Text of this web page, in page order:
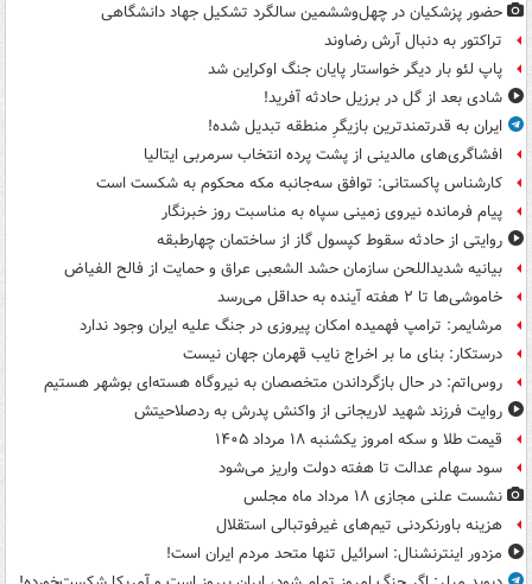
حضور پزشکیان در چهل‌وششمین سالگرد تشکیل جهاد دانشگاهی
تراکتور به دنبال آرش رضاوند
پاپ لئو بار دیگر خواستار پایان جنگ اوکراین شد
شادی بعد از گل در برزیل حادثه آفرید!
ایران به قدرتمندترین بازیگرِ منطقه تبدیل شده!
افشاگری‌های مالدینی از پشت پرده انتخاب سرمربی ایتالیا
کارشناس پاکستانی: توافق سه‌جانبه مکه محکوم به شکست است
پیام فرمانده نیروی زمینی سپاه به مناسبت روز خبرنگار
روایتی از حادثه سقوط کپسول گاز از ساختمان چهارطبقه
بیانیه شدیداللحن سازمان حشد الشعبی عراق و حمایت از فالح الفیاض
خاموشی‌ها تا ۲ هفته آینده به حداقل می‌رسد
مرشایمر: ترامپ فهمیده امکان پیروزی در جنگ علیه ایران وجود ندارد
درستکار: بنای ما بر اخراج نایب قهرمان جهان نیست
روس‌اتم: در حال بازگرداندن متخصصان به نیروگاه هسته‌ای بوشهر هستیم
روایت فرزند شهید لاریجانی از واکنش پدرش به ردصلاحیتش
قیمت طلا و سکه امروز یکشنبه ۱۸ مرداد ۱۴۰۵
سود سهام عدالت تا هفته دولت واریز می‌شود
نشست علنی مجازی ۱۸ مرداد ماه مجلس
هزینه باورنکردنی تیم‌های غیرفوتبالی استقلال
مزدور اینترنشنال: اسرائیل تنها متحد مردم ایران است!